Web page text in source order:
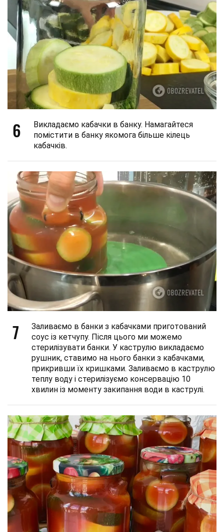
6
Викладаємо кабачки в банку. Намагайтеся
помістити в банку якомога більше кілець
кабачків.
7
Заливаємо в банки з кабачками приготований
соус із кетчупу. Після цього ми можемо
стерилізувати банки. У каструлю викладаємо
рушник, ставимо на нього банки з кабачками,
прикривши їх кришками. Заливаємо в каструлю
теплу воду і стерилізуємо консервацію 10
хвилин із моменту закипання води в каструлі.